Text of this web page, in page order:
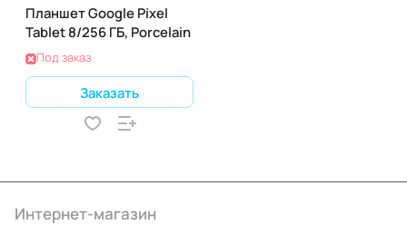
Планшет Google Pixel
Tablet 8/256 ГБ, Porcelain
Под заказ
Заказать
Интернет-магазин